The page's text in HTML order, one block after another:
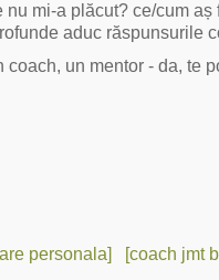
mi-a plăcut? ce/cum aș
aduc răspunsurile
un mentor - da, te
personala]
[coach jmt